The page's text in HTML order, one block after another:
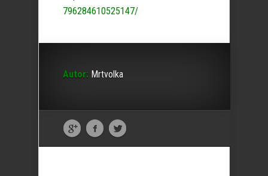
796284610525147/
Autor: Mrtvolka